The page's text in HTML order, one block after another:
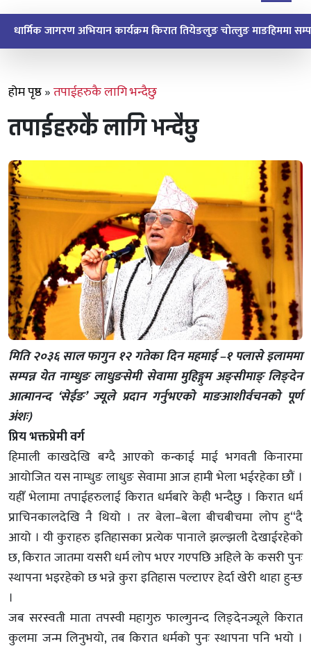
धार्मिक जागरण अभियान किरात माङपोक्लुङ माङहिमबाट सुरु
होम पृष्ठ»तपाईहरुकै लागि भन्दैछु
तपाईहरुकै लागि भन्दैछु
मिति २०३६ साल फागुन १२ गतेका दिन महमाई –१ पलासे इलाममा
सम्पन्न येत नाम्धुङ लाधुङसेमी सेवामा मुहिङ्गुम अङ्सीमाङ् लिङ्देन
आत्मानन्द ‘सेईङ’ ज्यूले प्रदान गर्नुभएको माङआशीर्वचनको पूर्ण
अंशः)
प्रिय भक्तप्रेमी वर्ग
हिमाली काखदेखि बग्दै आएको कन्काई माई भगवती किनारमा
आयोजित यस नाम्धुङ लाधुङ सेवामा आज हामी भेला भईरहेका छौं ।
यहीँ भेलामा तपाईहरुलाई किरात धर्मबारे केही भन्दैछु । किरात धर्म
प्राचिनकालदेखि नै थियो । तर बेला–बेला बीचबीचमा लोप हु“दै
आयो । यी कुराहरु इतिहासका प्रत्येक पानाले झल्झली देखाईरहेको
छ, किरात जातमा यसरी धर्म लोप भएर गएपछि अहिले के कसरी पुनः
स्थापना भइरहेको छ भन्ने कुरा इतिहास पल्टाएर हेर्दा खेरी थाहा हुन्छ
।
जब सरस्वती माता तपस्वी महागुरु फाल्गुनन्द लिङ्देनज्यूले किरात
कुलमा जन्म लिनुभयो, तब किरात धर्मको पुनः स्थापना पनि भयो ।